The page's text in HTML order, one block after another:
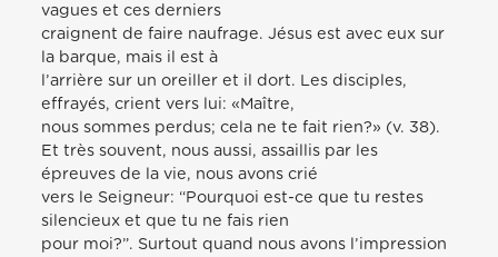
vagues et ces derniers
craignent de faire naufrage. Jésus est avec eux sur
la barque, mais il est à
l’arrière sur un oreiller et il dort. Les disciples,
effrayés, crient vers lui: «Maître,
nous sommes perdus; cela ne te fait rien?» (v. 38).
Et très souvent, nous aussi, assaillis par les
épreuves de la vie, nous avons crié
vers le Seigneur: “Pourquoi est-ce que tu restes
silencieux et que tu ne fais rien
pour moi?”. Surtout quand nous avons l’impression